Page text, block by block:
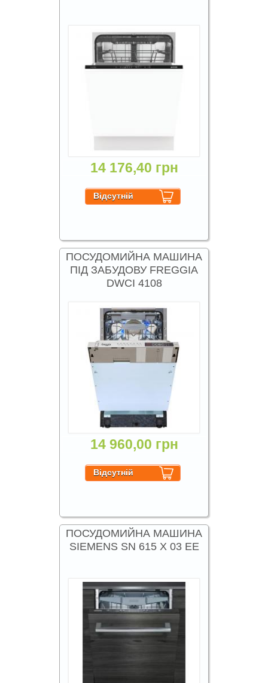
14 176,40 грн
ПОСУДОМИЙНА МАШИНА
ПІД ЗАБУДОВУ FREGGIA
DWCI 4108
14 960,00 грн
ПОСУДОМИЙНА МАШИНА
SIEMENS SN 615 X 03 EE